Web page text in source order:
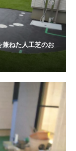
兼ねた人工芝のお